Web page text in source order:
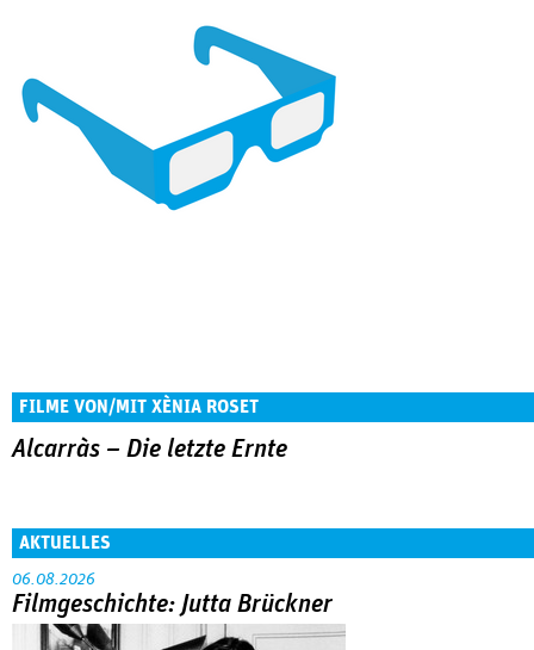
FILME VON/MIT XÈNIA ROSET
Alcarràs – Die letzte Ernte
AKTUELLES
06.08.2026
Filmgeschichte: Jutta Brückner